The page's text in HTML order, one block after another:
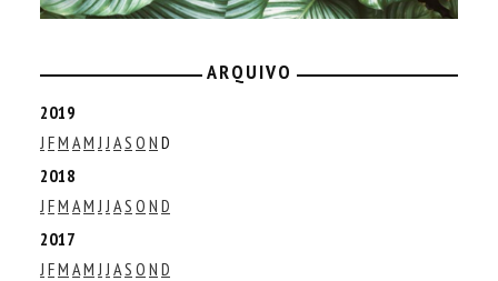
ARQUIVO
2019
J FM AM J J AS O N D
2018
J FM AM J J AS O N D
2017
J FM AM J J AS O N D